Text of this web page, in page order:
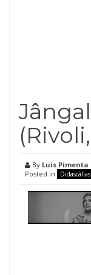
By Luis Pimenta
Posted in
Didascálias